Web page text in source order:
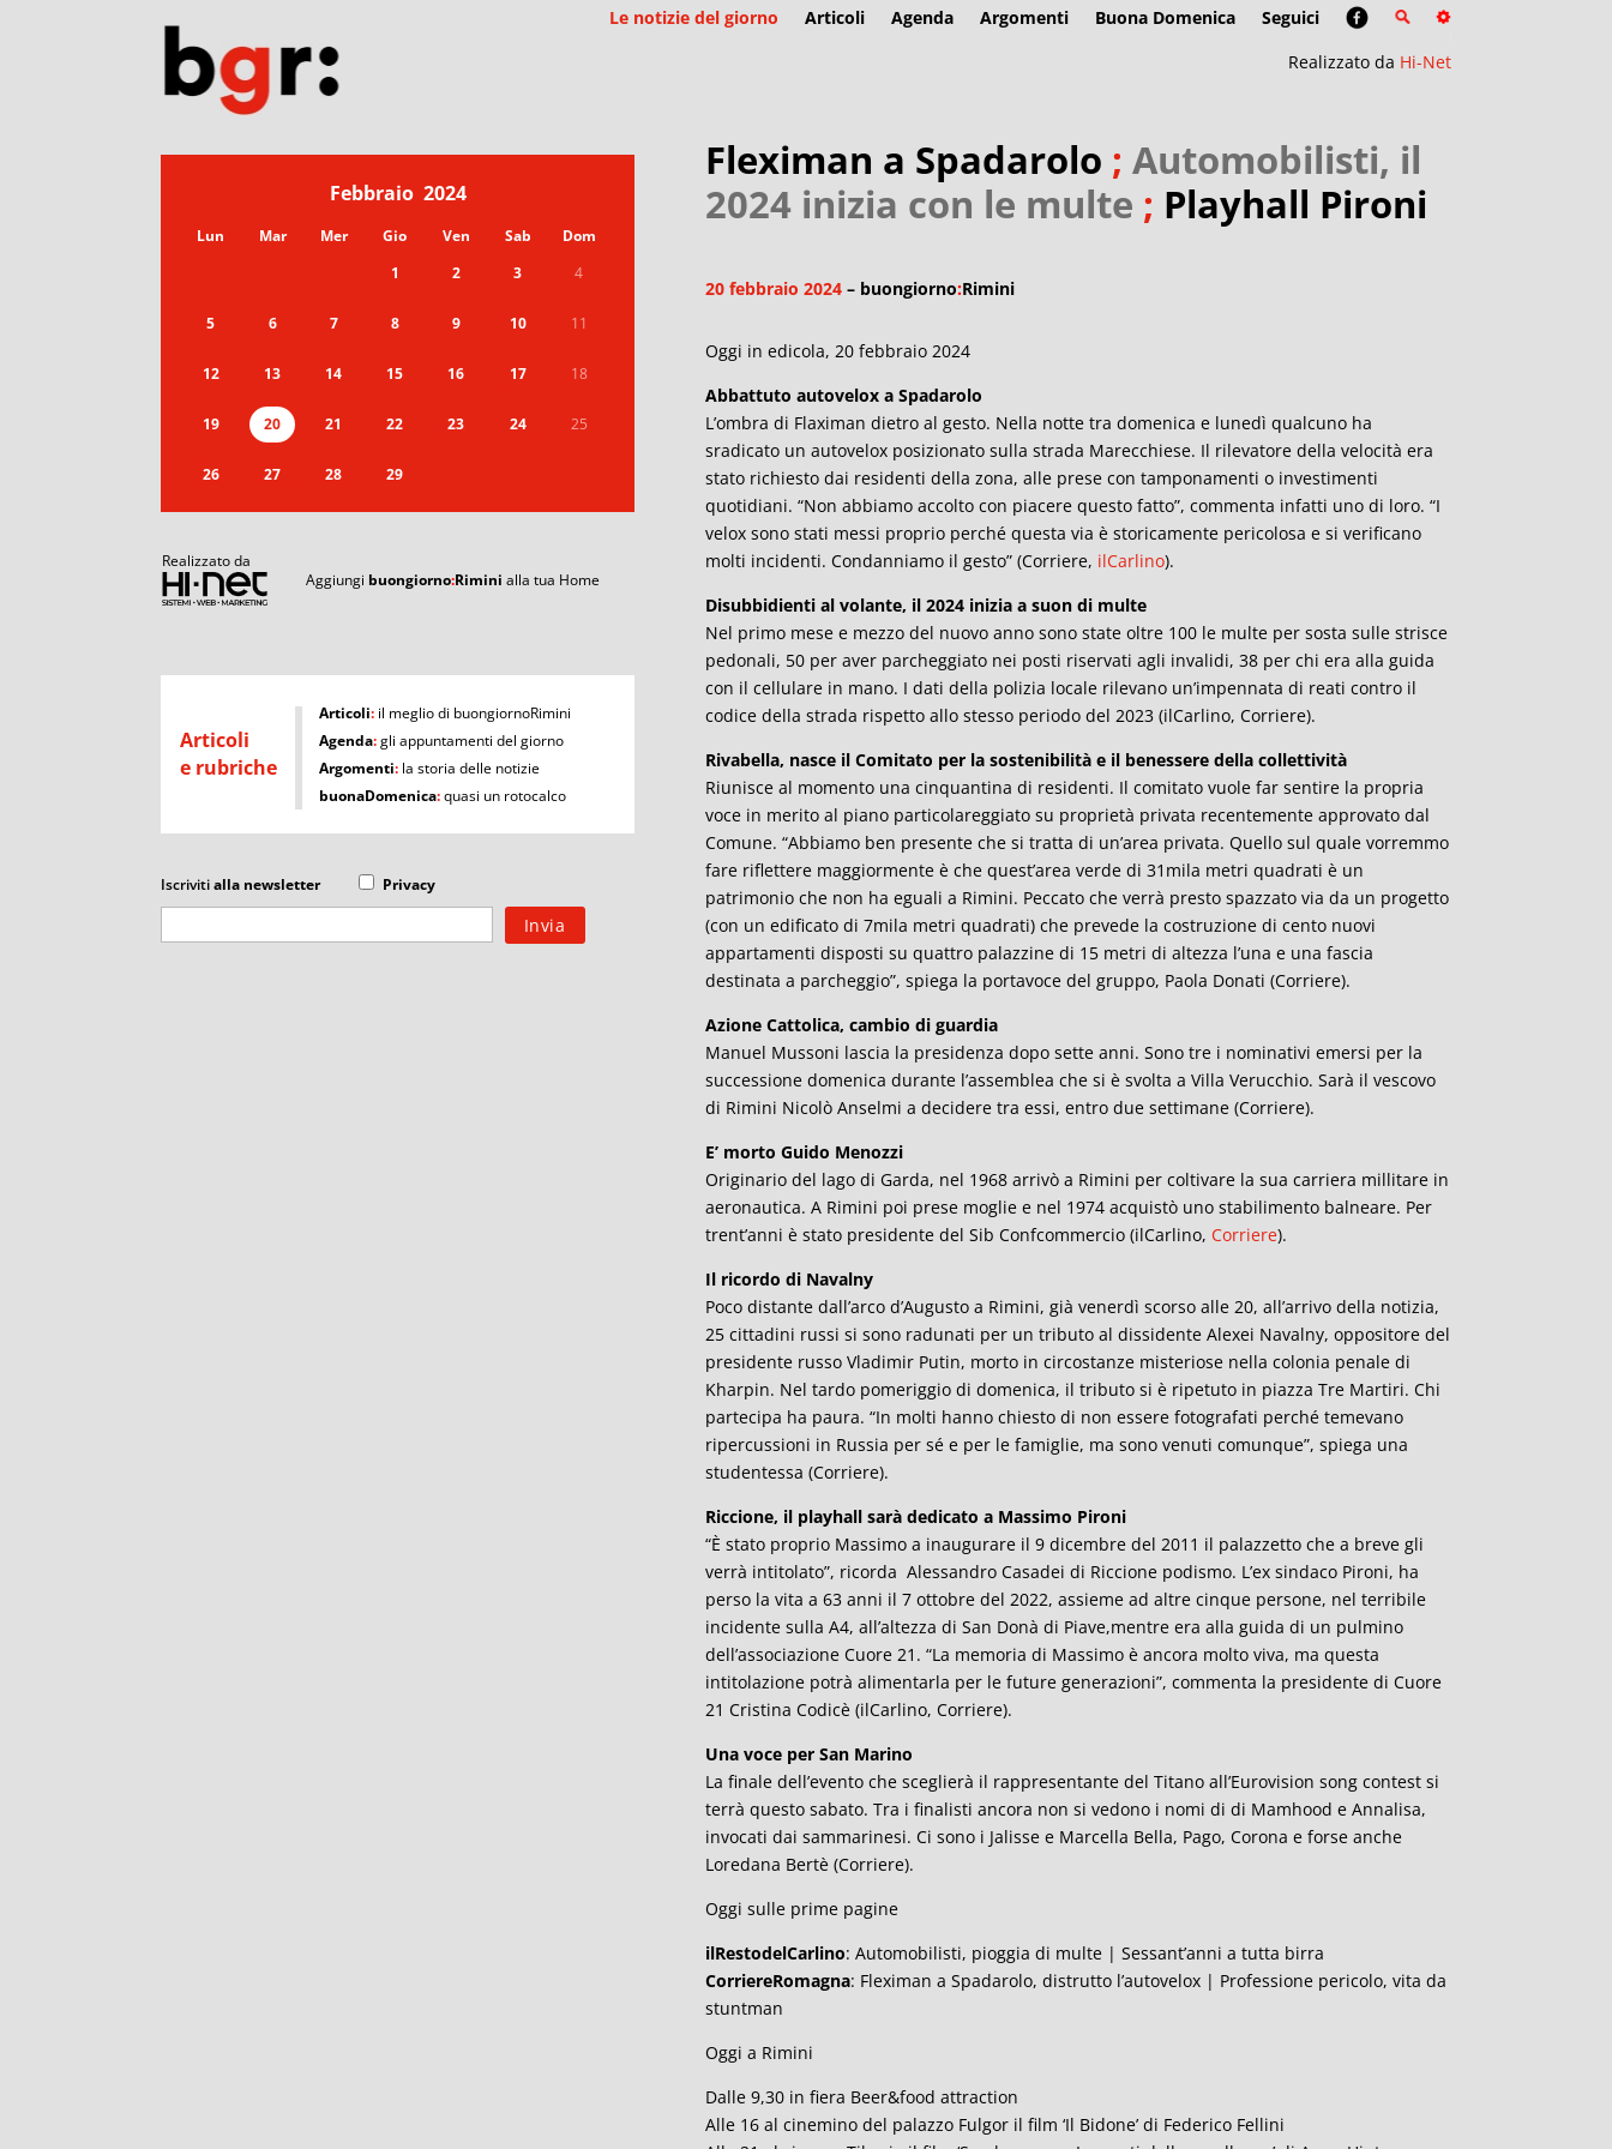
Le notizie del giorno Articoli Agenda Argomenti Buona Domenica
Seguici
Realizzato da Hi-Net
Febbraio 2024
Lun Mar Mer Gio Ven Sab
Dom
1
2 3 4
5 6 7 8 9 10 11
12 13 14 15 16 17 18
19 20 21 22 23 24 25
26 27 28 29
Realizzato da
Aggiungi buongiorno:Riminialla tua Home
Articoli
e rubriche
I Articoli: il meglio di buongiornoRimini
Agenda:gli appuntamenti del giorno
Argomenti: la storia delle notizie
buonaDomenica:quasi un rotocalco
Iscrivitialla newsletter Privacy
Fleximan a Spadarolo ;Automobilisti, il
2024 inizia con le multe ; Playhall Pironi
20 febbraio 2024 – buongiorno:Rimini
Oggi in edicola, 20 febbraio 2024
Abbattuto autovelox a Spadarolo
L’ombra di Flaximan dietro al gesto. Nella notte tra domenica e lunedì qualcuno ha
sradicato un autovelox posizionato sulla strada Marecchiese. Il rilevatore della velocità era
stato richiesto dai residenti della zona, alle prese con tamponamenti o investimenti
quotidiani. “Non abbiamo accolto con piacere questo fatto”, commenta infatti uno di loro. “I
velox sono stati messi proprio perché questa via è storicamente pericolosa e si verificano
molti incidenti. Condanniamo il gesto” (Corriere, ilCarlino).
Disubbidienti al volante, il 2024 inizia a suon di multe
Nel primo mese e mezzo del nuovo anno sono state oltre 100 le multe per sosta sulle strisce
pedonali, 50 per aver parcheggiato nei posti riservati agli invalidi, 38 per chi era alla guida
con il cellulare in mano. I dati della polizia locale rilevano un’impennata di reati contro il
codice della strada rispetto allo stesso periodo del 2023 (ilCarlino, Corriere).
Rivabella, nasce il Comitato per la sostenibilità e il benessere della collettività
Riunisce al momento una cinquantina di residenti. Il comitato vuole far sentire la propria
voce in merito al piano particolareggiato su proprietà privata recentemente approvato dal
Comune. “Abbiamo ben presente che si tratta di un’area privata. Quello sul quale vorremmo
fare riflettere maggiormente è che quest’area verde di 31mila metri quadrati è un
patrimonio che non ha eguali a Rimini. Peccato che verrà presto spazzato via da un progetto
(con un edificato di 7mila metri quadrati) che prevede la costruzione di cento nuovi
appartamenti disposti su quattro palazzine di 15 metri di altezza l’una e una fascia
destinata a parcheggio”, spiega la portavoce del gruppo, Paola Donati (Corriere).
Azione Cattolica, cambio di guardia
Manuel Mussoni lascia la presidenza dopo sette anni. Sono tre i nominativi emersi per la
successione domenica durante l’assemblea che si è svolta a Villa Verucchio. Sarà il vescovo
di Rimini Nicolò Anselmi a decidere tra essi, entro due settimane (Corriere).
E’ morto Guido Menozzi
Originario del lago di Garda, nel 1968 arrivò a Rimini per coltivare la sua carriera millitare in
aeronautica. A Rimini poi prese moglie e nel 1974 acquistò uno stabilimento balneare. Per
trent’anni è stato presidente del Sib Confcommercio (ilCarlino, Corriere).
Il ricordo di Navalny
Poco distante dall’arco d’Augusto a Rimini, già venerdì scorso alle 20, all’arrivo della notizia,
25 cittadini russi si sono radunati per un tributo al dissidente Alexei Navalny, oppositore del
presidente russo Vladimir Putin, morto in circostanze misteriose nella colonia penale di
Kharpin. Nel tardo pomeriggio di domenica, il tributo si è ripetuto in piazza Tre Martiri. Chi
partecipa ha paura. “In molti hanno chiesto di non essere fotografati perché temevano
ripercussioni in Russia per sé e per le famiglie, ma sono venuti comunque”, spiega una
studentessa (Corriere).
Riccione, il playhall sarà dedicato a Massimo Pironi
“È stato proprio Massimo a inaugurare il 9 dicembre del 2011 il palazzetto che a breve gli
verrà intitolato”, ricorda Alessandro Casadei di Riccione podismo. L’ex sindaco Pironi, ha
perso la vita a 63 anni il 7 ottobre del 2022, assieme ad altre cinque persone, nel terribile
incidente sulla A4, all’altezza di San Donà di Piave,mentre era alla guida di un pulmino
dell’associazione Cuore 21. “La memoria di Massimo è ancora molto viva, ma questa
intitolazione potrà alimentarla per le future generazioni”, commenta la presidente di Cuore
21 Cristina Codicè (ilCarlino, Corriere).
Una voce per San Marino
La finale dell’evento che sceglierà il rappresentante del Titano all’Eurovision song contest si
terrà questo sabato. Tra i finalisti ancora non si vedono i nomi di di Mamhood e Annalisa,
invocati dai sammarinesi. Ci sono i Jalisse e Marcella Bella, Pago, Corona e forse anche
Loredana Bertè (Corriere).
Oggi sulle prime pagine
ilRestodelCarlino: Automobilisti, pioggia di multe | Sessant’anni a tutta birra
CorriereRomagna: Fleximan a Spadarolo, distrutto l’autovelox | Professione pericolo, vita da
stuntman
Oggi a Rimini
Dalle 9,30 in fiera Beer&food attraction
Alle 16 al cinemino del palazzo Fulgor il film ‘Il Bidone’ di Federico Fellini